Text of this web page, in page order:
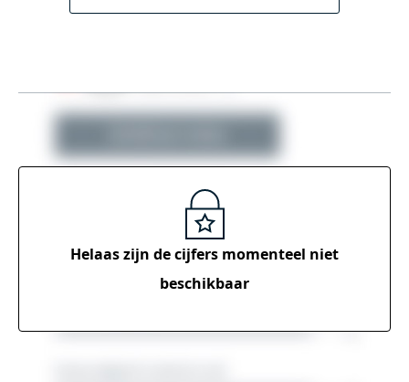
Helaas zijn de cijfers momenteel niet
beschikbaar